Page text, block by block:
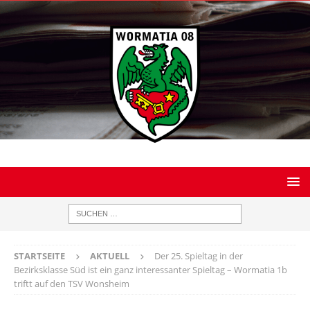
STARTSEITE AKTUELL
Der 25. Spieltag in der
Bezirksklasse Süd ist ein ganz interessanter Spieltag – Wormatia 1b
triftt auf den TSV Wonsheim